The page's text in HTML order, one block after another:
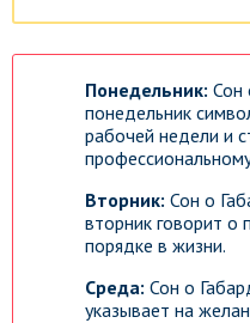
Понедельник: Сон
понедельник
рабочей недели и
Вторник: Сон о
вторник говорит о
порядке в жизни.
Среда: Сон о
указывает на